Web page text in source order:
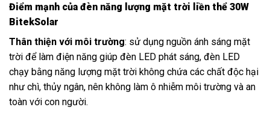
Điểm mạnh của đèn năng lượng mặt trời liền thể 30W
BitekSolar
Thân thiện với môi trường: sử dụng nguồn ánh sáng mặt
trời để làm điện năng giúp đèn LED phát sáng, đèn LED
chạy bằng năng lượng mặt trời không chứa các chất độc hại
như chì, thủy ngân, nên không làm ô nhiễm môi trường và an
toàn với con người.